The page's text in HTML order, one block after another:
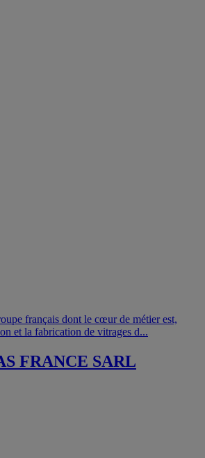
français dont le cœur de métier est,
et la fabrication de vitrages d...
FRANCE SARL